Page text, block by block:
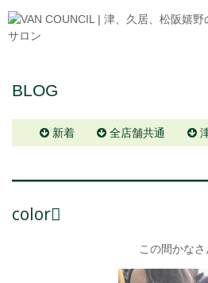
BLOG
新着 全店舗共通
color
この間かなさ